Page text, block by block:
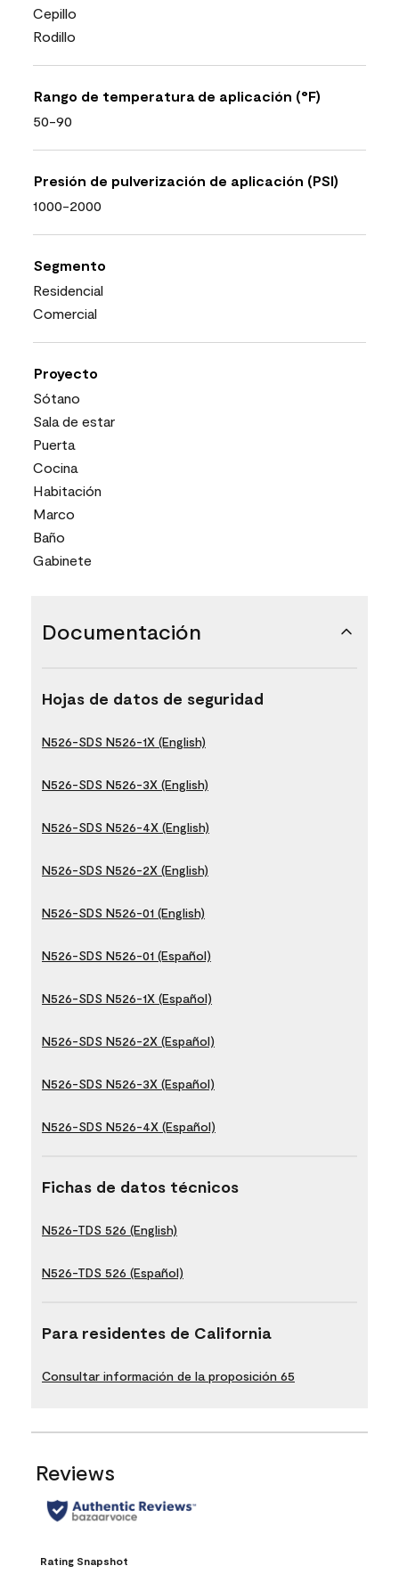
Cepillo
Rodillo
Rango de temperatura de aplicación (°F)
50-90
Presión de pulverización de aplicación (PSI)
1000-2000
Segmento
Residencial
Comercial
Proyecto
Sótano
Sala de estar
Puerta
Cocina
Habitación
Marco
Baño
Gabinete
Documentación
Hojas de datos de seguridad
N526-SDS N526-1X (English)
N526-SDS N526-3X (English)
N526-SDS N526-4X (English)
N526-SDS N526-2X (English)
N526-SDS N526-01 (English)
N526-SDS N526-01 (Español)
N526-SDS N526-1X (Español)
N526-SDS N526-2X (Español)
N526-SDS N526-3X (Español)
N526-SDS N526-4X (Español)
Fichas de datos técnicos
N526-TDS 526 (English)
N526-TDS 526 (Español)
Para residentes de California
Consultar información de la proposición 65
Reviews
Rating Snapshot